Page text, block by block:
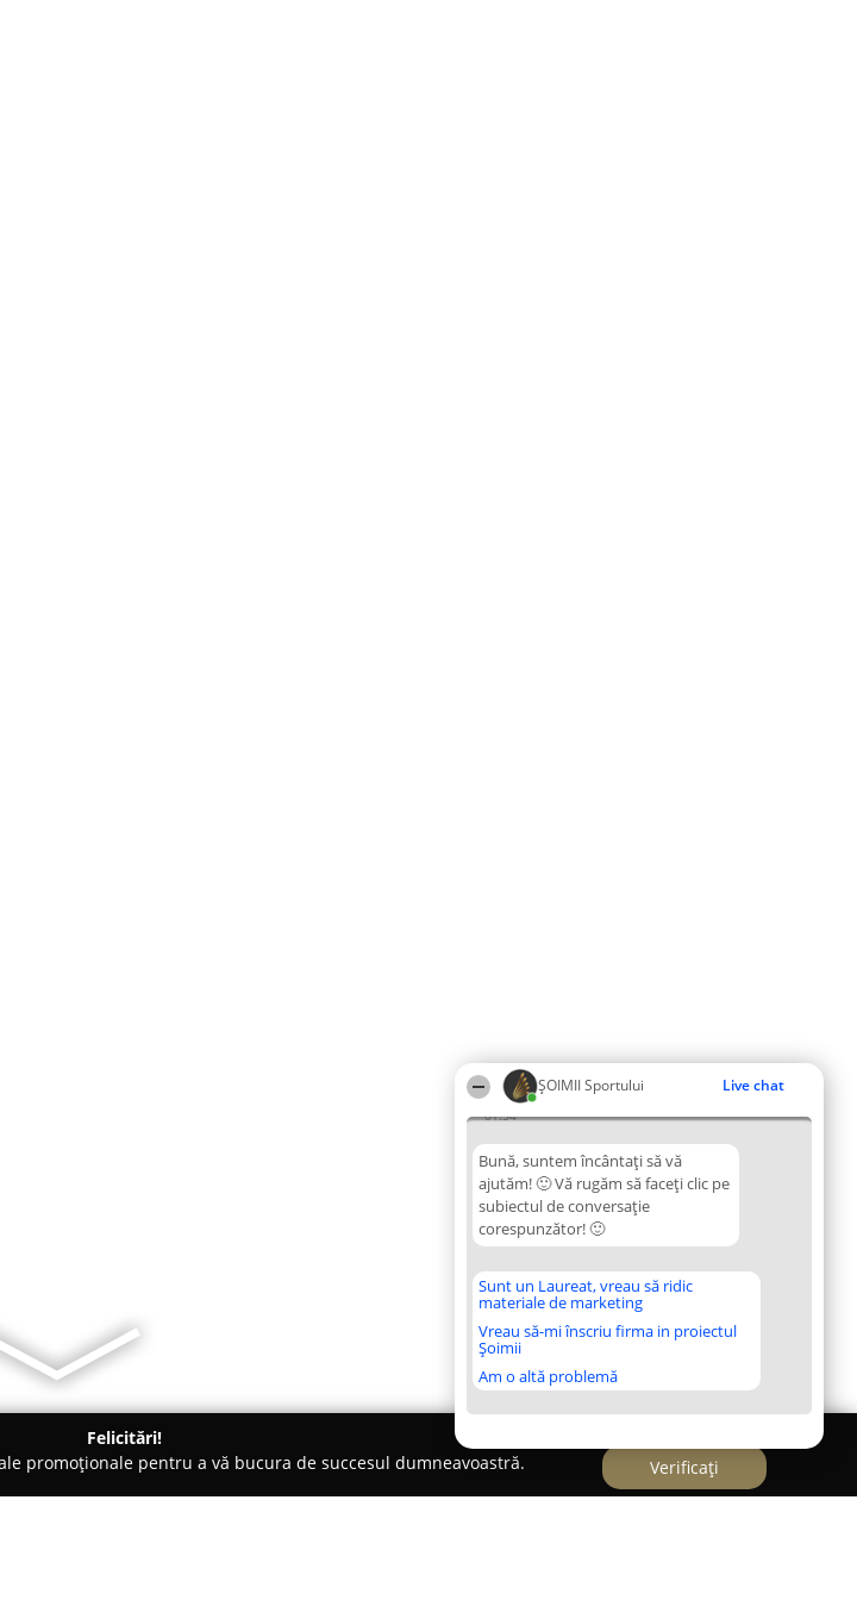
ȘOIMII Sportului Live chat
01:54
Bună, suntem încântați să vă
ajutăm! 🙂 Vă rugăm să faceți clic pe
subiectul de conversație
corespunzător! 🙂
Sunt un Laureat, vreau să ridic
materiale de marketing
Vreau să-mi înscriu firma in proiectul
Șoimii
Am o altă problemă
Felicitări!
promoționale pentru a vă bucura de succesul dumneavoastră.
Verificați